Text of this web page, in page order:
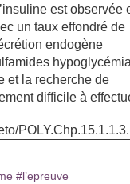
est observée
un taux effondré de
endogène
et la recherche de
difficile à
#l’epreuve